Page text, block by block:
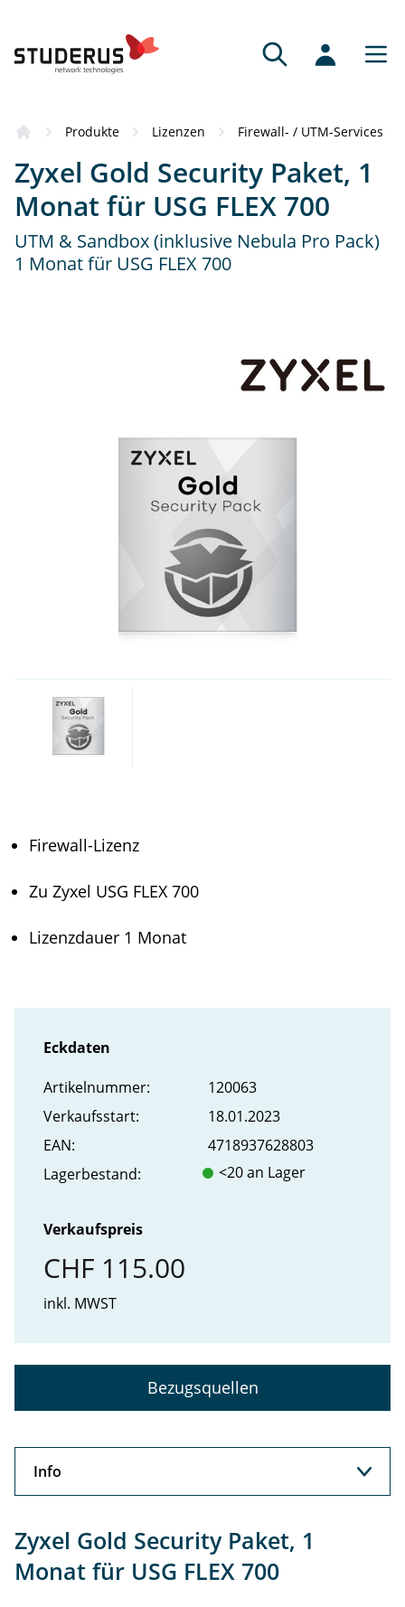
Produkte Lizenzen Firewall- / UTM-Services
Zyxel Gold Security Paket, 1
Monat für USG FLEX 700
UTM & Sandbox (inklusive Nebula Pro Pack)
1 Monat für USG FLEX 700
Firewall-Lizenz
Zu Zyxel USG FLEX 700
Lizenzdauer 1 Monat
Eckdaten
Artikel­nummer:
120063
Verkaufs­start:
18.01.2023
EAN:
4718937628803
Lager­bestand:
<20 an Lager
Verkaufspreis
CHF 115.00
inkl. MWST
Bezugsquellen
Info
Support
Zyxel Gold Security Paket, 1
Monat für USG FLEX 700
Das Produkt hat Sie überzeugt? Dann
empfehlen wir Ihnen gerne einen
kompetenten Vertriebspartner.
Fachhändler
Fachkundige Beratung und Service.